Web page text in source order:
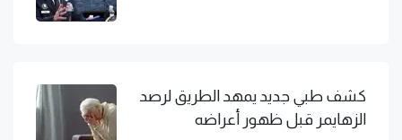
كشف طبي جديد يمهد الطريق لرصد
الزهايمر قبل ظهور أعراضه